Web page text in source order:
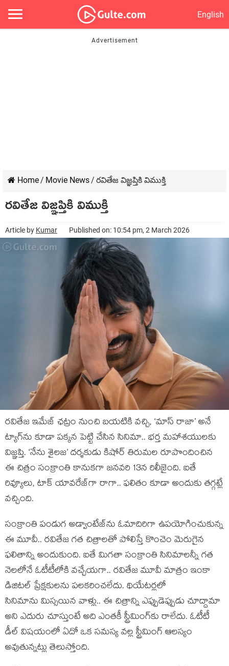
English
Home/ Movie News/ రవితేజ విజ్ఞప్తికి విముక్తి
రవితేజ విజ్ఞప్తికి విముక్తి
Article by Kumar Published on: 10:54 pm, 2 March 2026
రవితేజ ఇమేజ్‌ ఛట్రం నుంచి బయటికి వచ్చి, ‘మాస్ రాజా’ అనే
ట్యాగ్‌ను కూడా పక్కన పెట్టి చేసిన సినిమా.. భర్త మహాశయులకు
విజ్ఞప్తి. ‘నేను శైలజ’ దర్శకుడు కిషోర్ తిరుమల రూపొందించిన
ఈ చిత్రం సంక్రాంతి కానుకగా జనవరి 13న రిలీజైంది. ఐతే
రివ్యూలు, టాక్ యావరేజ్‌గా రాగా.. ఫలితం కూడా అందుకు తగ్గట్లే
వచ్చింది.
సంక్రాంతి పండుగ అడ్వాంటేజ్‌ను ఓమాదిరిగా ఉపయోగించుకున్న
ఈ మూవీ.. రవితేజ గత చిత్రాలతో పోలిస్తే కొంచెం మెరుగైన
ఫలితాన్ని అందుకుంది. ఐతే మిగతా సంక్రాంతి సినిమాలన్నీ గత
నెలలోనే ఓటీటీలోకి వచ్చేయగా.. రవితేజ మూవీ మాత్రం ఇంకా
డిజిటల్ ప్రేక్షకులను పలకరించలేదు. థియేటర్లలో
సినిమాను మిస్సయిన వాళ్లు.. ఈ చిత్రాన్ని ఎప్పుడెప్పుడు చూద్దామా
అని ఎదురు చూస్తుంటే అది ఎంతకీ స్ట్రీమింగ్‌కు రాలేదు. ఓటీటీ
డీల్ విషయంలో ఏదో ఒక సమస్య వల్ల స్ట్రీమింగ్ ఆలస్యం
అవుతున్నట్లు తెలుస్తోంది.